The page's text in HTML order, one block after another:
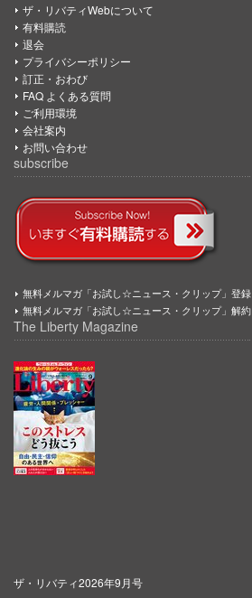
ザ・リバティWebについて
有料購読
退会
プライバシーポリシー
訂正・おわび
FAQ よくある質問
ご利用環境
会社案内
お問い合わせ
subscribe
無料メルマガ「お試し☆ニュース・クリップ」登録
無料メルマガ「お試し☆ニュース・クリップ」解約
The Liberty Magazine
ザ・リバティ2026年9月号